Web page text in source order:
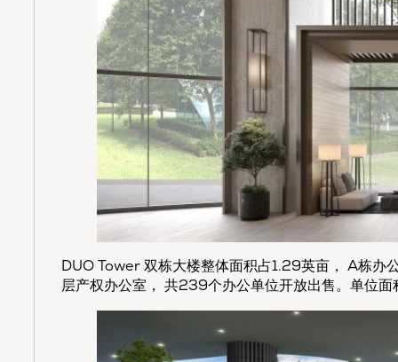
DUO Tower 双栋大楼整体面积占1.29英亩， A栋
层产权办公室， 共239个办公单位开放出售。单位